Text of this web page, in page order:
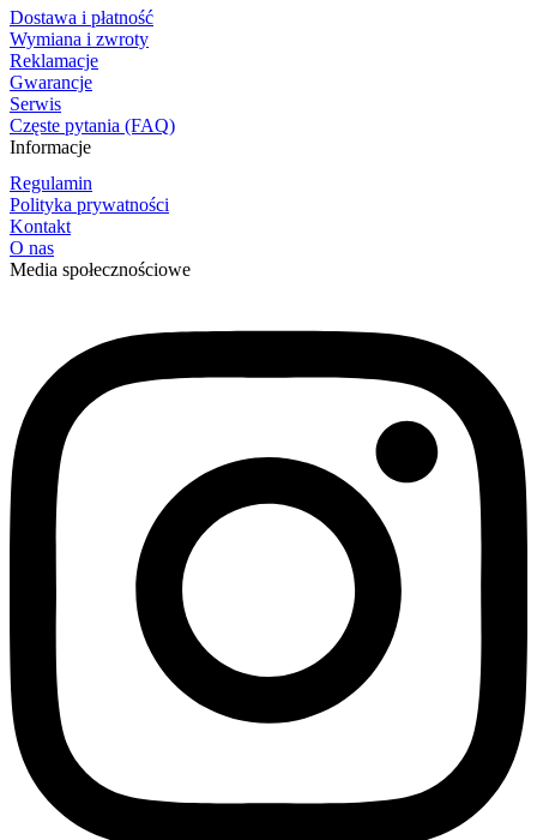
Dostawa i płatność
Wymiana i zwroty
Reklamacje
Gwarancje
Serwis
Częste pytania (FAQ)
Informacje
Regulamin
Polityka prywatności
Kontakt
O nas
Media społecznościowe